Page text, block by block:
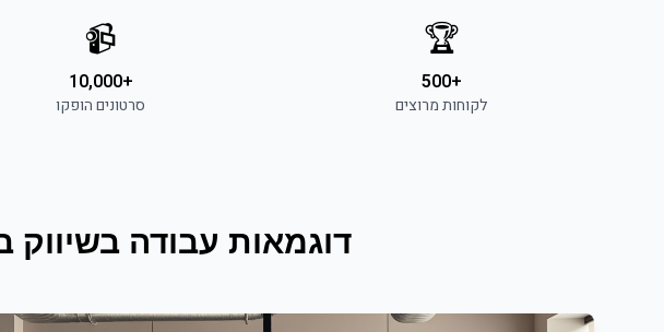
🏆
+500
לקוחות מרוצים
📹
+10,000
סרטונים הופקו
דוגמאות עבודה ב